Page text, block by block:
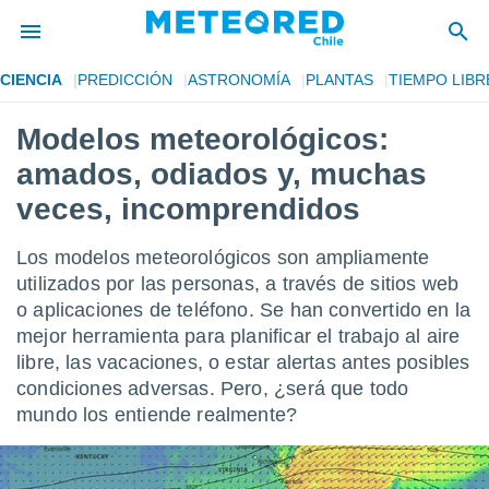
de
por
la
calidad.
a este
las
y
forma
basada
CIENCIA PREDICCIÓN ASTRONOMÍA PLANTAS TIEMPO
Modelos meteorológicos:
amados, odiados y, muchas
veces, incomprendidos
Los modelos meteorológicos son ampliamente
utilizados por las personas, a través de sitios web
o aplicaciones de teléfono. Se han convertido en la
mejor herramienta para planificar el trabajo al aire
libre, las vacaciones, o estar alertas antes posibles
condiciones adversas. Pero, ¿será que todo
mundo los entiende realmente?